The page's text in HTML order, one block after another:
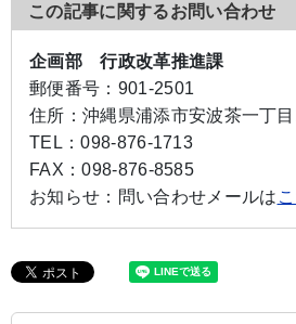
この記事に関するお問い合わせ
企画部 行政改革推進課
郵便番号： 901-2501
住所： 沖縄県浦添市安波茶一丁
TEL：098-876-1713
FAX：098-876-8585
お知らせ： 問い合わせメールは